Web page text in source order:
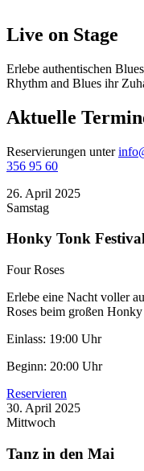
Live on Stage
Erlebe authentischen
Rhythm and Blues ihr
Aktuelle
Reservierungen unter
356 95 60
26. April 2025
Samstag
Honky Tonk
Four Roses
Erlebe eine Nacht voller
Roses beim großen
Einlass: 19:00 Uhr
Beginn: 20:00 Uhr
Reservieren
30. April 2025
Mittwoch
Tanz in den Mai